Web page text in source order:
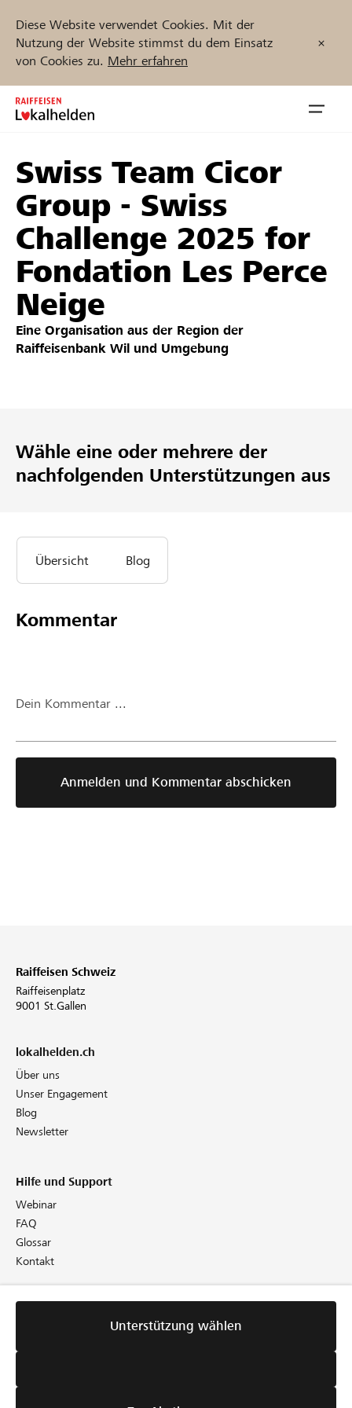
Diese Website verwendet Cookies. Mit der
Nutzung der Website stimmst du dem Einsatz
von Cookies zu. Mehr erfahren
Zum
Inhalt
Unterstützen
Hilfe & Support
Anmelden
Projekte und Organisationen finden
Jetzt starten
DE
Swiss Team Cicor
Group - Swiss
Challenge 2025 for
Fondation Les Perce
Neige
Eine Organisation aus der Region der
Raiffeisenbank Wil und Umgebung
Wähle eine oder mehrere der
nachfolgenden Unterstützungen aus
Übersicht Blog
Kommentar
Dein Kommentar ...
Anmelden und Kommentar abschicken
Unterstützung wählen
Unterstützung wählen
Raiffeisen Schweiz
Raiffeisenplatz
9001 St.Gallen
lokalhelden.ch
Über uns
Unser Engagement
Blog
Newsletter
Hilfe und Support
Webinar
FAQ
Glossar
Kontakt
AGB
Datenschutz